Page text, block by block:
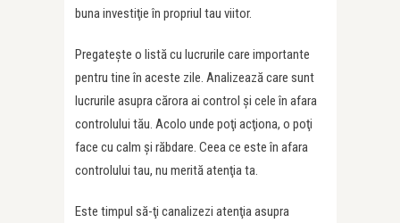
buna investiţie în propriul tau viitor.
Pregateşte o listă cu lucrurile care importante
pentru tine în aceste zile. Analizează care sunt
lucrurile asupra cărora ai control şi cele în afara
controlului tău. Acolo unde poţi acţiona, o poţi
face cu calm şi răbdare. Ceea ce este în afara
controlului tau, nu merită atenţia ta.
Este timpul să-ţi canalizezi atenţia asupra